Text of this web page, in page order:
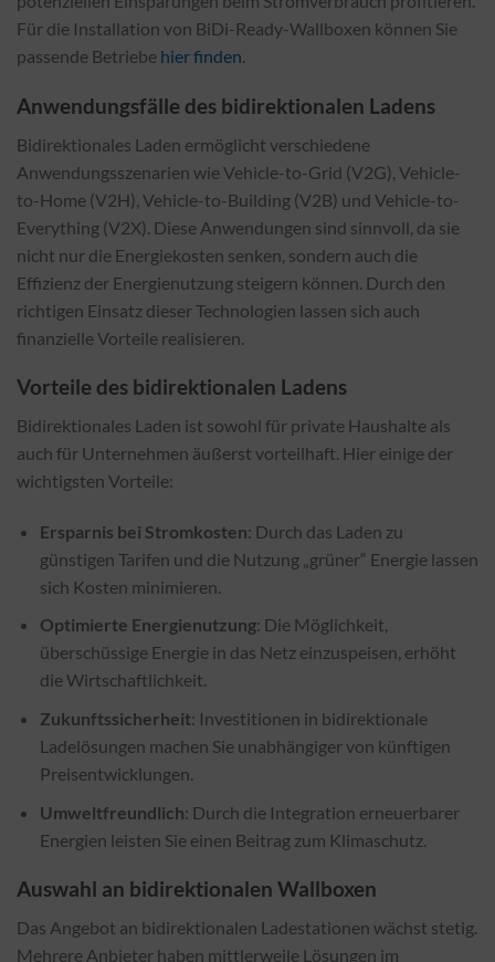
Für die Installation von BiDi-Ready-Wallboxen können Sie
passende Betriebe hier finden.
Anwendungsfälle des bidirektionalen Ladens
Bidirektionales Laden ermöglicht verschiedene
Anwendungsszenarien wie Vehicle-to-Grid (V2G), Vehicle-
to-Home (V2H), Vehicle-to-Building (V2B) und Vehicle-to-
Everything (V2X). Diese Anwendungen sind sinnvoll, da sie
nicht nur die Energiekosten senken, sondern auch die
Effizienz der Energienutzung steigern können. Durch den
richtigen Einsatz dieser Technologien lassen sich auch
finanzielle Vorteile realisieren.
Vorteile des bidirektionalen Ladens
Bidirektionales Laden ist sowohl für private Haushalte als
auch für Unternehmen äußerst vorteilhaft. Hier einige der
wichtigsten Vorteile:
Ersparnis bei Stromkosten: Durch das Laden zu
günstigen Tarifen und die Nutzung „grüner“ Energie lassen
sich Kosten minimieren.
Optimierte Energienutzung: Die Möglichkeit,
überschüssige Energie in das Netz einzuspeisen, erhöht
die Wirtschaftlichkeit.
Zukunftssicherheit: Investitionen in bidirektionale
Ladelösungen machen Sie unabhängiger von künftigen
Preisentwicklungen.
Umweltfreundlich: Durch die Integration erneuerbarer
Energien leisten Sie einen Beitrag zum Klimaschutz.
Auswahl an bidirektionalen Wallboxen
Das Angebot an bidirektionalen Ladestationen wächst stetig.
Mehrere Anbieter haben mittlerweile Lösungen im